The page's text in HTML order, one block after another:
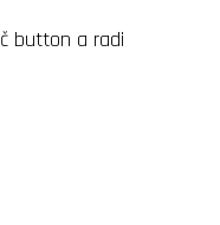
button a radi